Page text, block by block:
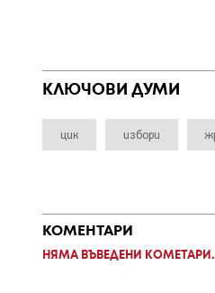
КЛЮЧОВИ ДУМИ
цик избори
КОМЕНТАРИ
НЯМА ВЪВЕДЕНИ КОМЕТАРИ.